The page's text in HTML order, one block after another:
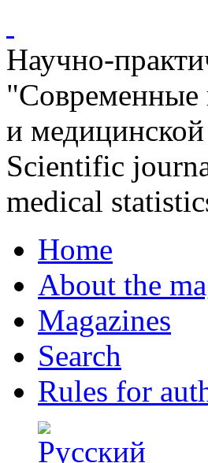
Научно-
"Современные
и
Scientific
medical
Home
About the
Magazines
Search
Rules for